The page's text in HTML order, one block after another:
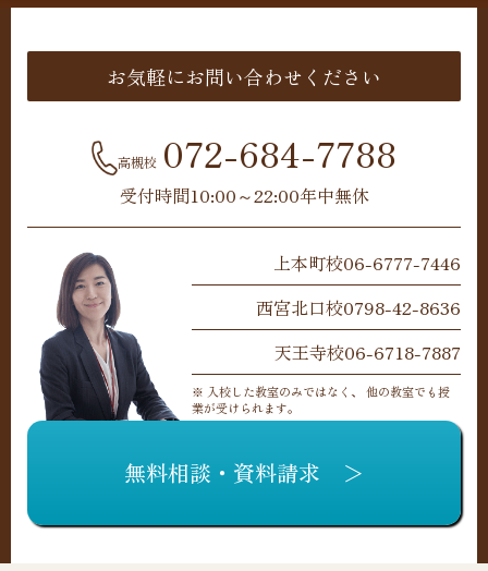
お気軽にお問い合わせください
高槻校 072-684-7788
受付時間10:00～22:00年中無休
上本町校06-6777-7446
西宮北口校0798-42-8636
天王寺校06-6718-7887
※ 入校した教室のみではなく、 他の教室でも授
業が受けられます。
無料相談・資料請求 ＞